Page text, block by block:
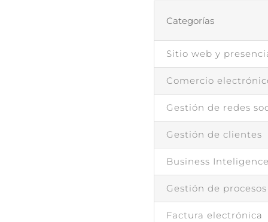
Categorías
Sitio web y
Comercio
Gestión de redes
Gestión de clientes
Business
Gestión de procesos
Factura electrónica